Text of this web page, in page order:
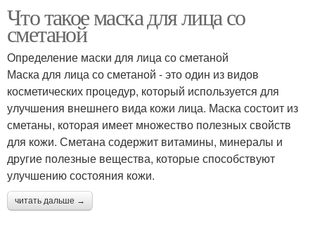
Что такое маска для лица со
сметаной
Определение маски для лица со сметаной
Маска для лица со сметаной - это один из видов
косметических процедур, который используется для
улучшения внешнего вида кожи лица. Маска состоит из
сметаны, которая имеет множество полезных свойств
для кожи. Сметана содержит витамины, минералы и
другие полезные вещества, которые способствуют
улучшению состояния кожи.
читать дальше →